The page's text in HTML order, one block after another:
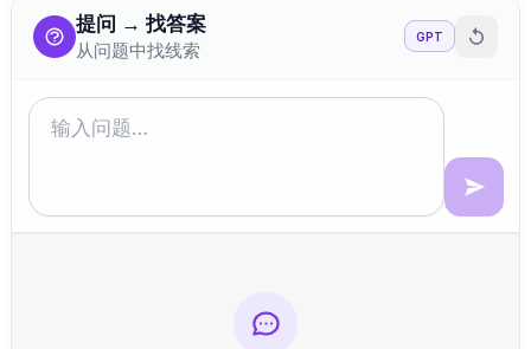
提问 → 找答案
从问题中找线索
GPT